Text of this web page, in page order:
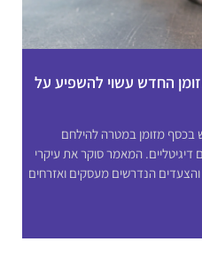
החדש עשוי להשפיע על
בכסף מזומן במטרה להילחם
המאמר סוקר את עיקרי
הנדרשים מעסקים ואזרחים